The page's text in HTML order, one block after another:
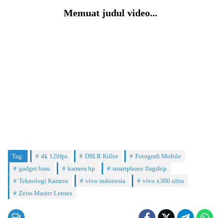
Memuat judul video...
Tag: 4k 120fps DSLR Killer
Fotografi Mobile
gadget baru
kamera hp
smartphone flagship
Teknologi Kamera
vivo indonesia
vivo x300 ultra
Zeiss Master Lenses